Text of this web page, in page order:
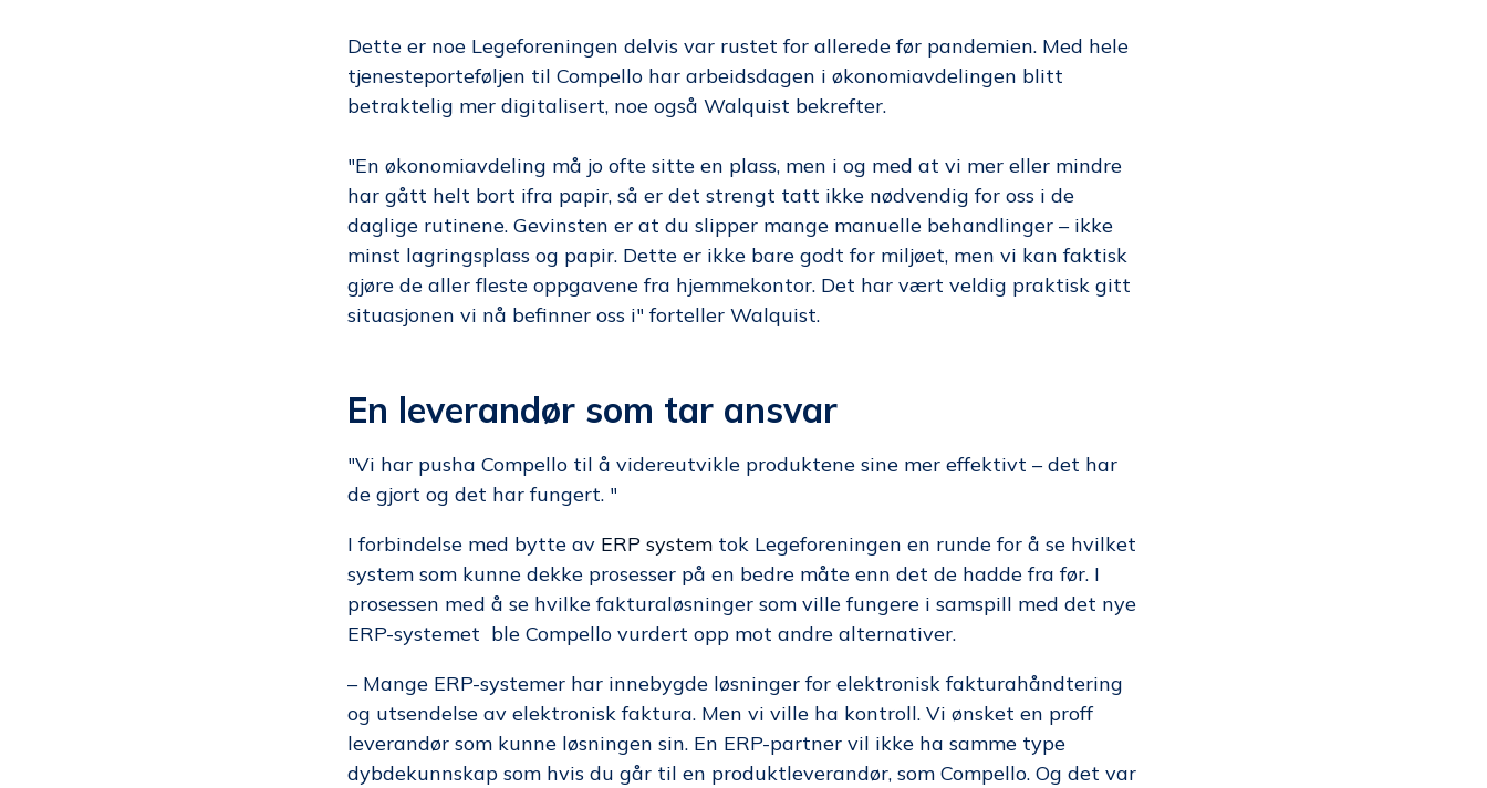
Dette er noe Legeforeningen delvis var rustet for allerede før pandemien. Med hele
tjenesteporteføljen til Compello har arbeidsdagen i økonomiavdelingen blitt
betraktelig mer digitalisert, noe også Walquist bekrefter.
"En økonomiavdeling må jo ofte sitte en plass, men i og med at vi mer eller mindre
har gått helt bort ifra papir, så er det strengt tatt ikke nødvendig for oss i de
daglige rutinene. Gevinsten er at du slipper mange manuelle behandlinger – ikke
minst lagringsplass og papir. Dette er ikke bare godt for miljøet, men vi kan faktisk
gjøre de aller fleste oppgavene fra hjemmekontor. Det har vært veldig praktisk gitt
situasjonen vi nå befinner oss i" forteller Walquist.
En leverandør som tar ansvar
"Vi har pusha Compello til å videreutvikle produktene sine mer effektivt – det har
de gjort og det har fungert. "
I forbindelse med bytte av ERP system tok Legeforeningen en runde for å se hvilket
system som kunne dekke prosesser på en bedre måte enn det de hadde fra før. I
prosessen med å se hvilke fakturaløsninger som ville fungere i samspill med det nye
ERP-systemet ble Compello vurdert opp mot andre alternativer.
– Mange ERP-systemer har innebygde løsninger for elektronisk fakturahåndtering
og utsendelse av elektronisk faktura. Men vi ville ha kontroll. Vi ønsket en proff
leverandør som kunne løsningen sin. En ERP-partner vil ikke ha samme type
dybdekunnskap som hvis du går til en produktleverandør, som Compello. Og det var